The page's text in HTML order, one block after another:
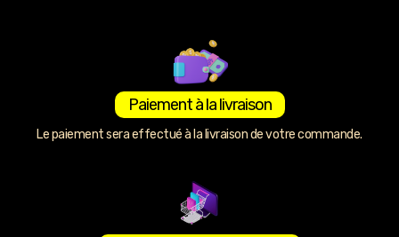
Paiement à la livraison
Le paiement sera effectué à la livraison de votre commande.